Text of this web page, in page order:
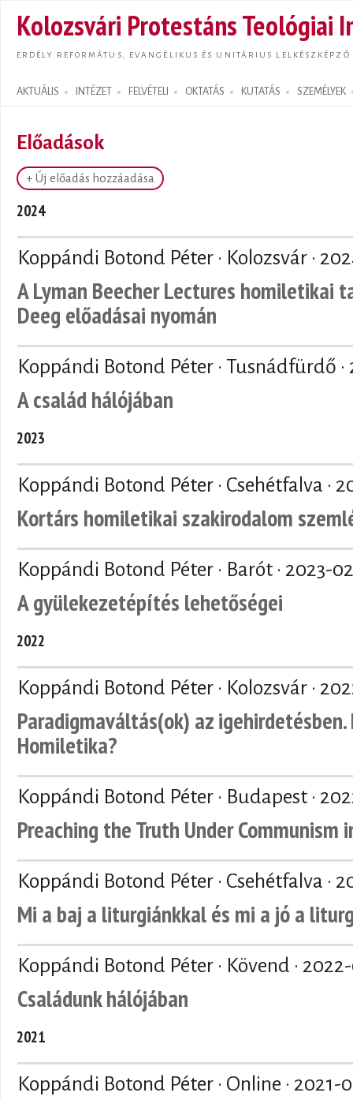
Kolozsvári Protestáns Teológiai
ERDÉLY REFORMÁTUS, EVANGÉLIKUS ÉS UNITÁRIUS LELKÉSZKÉPZŐ
AKTUÁLIS INTÉZET FELVÉTELI OKTATÁS KUTATÁS SZEMÉLYEK
Search form
Előadások
+ Új előadás hozzáadása
2024
Koppándi Botond Péter · Kolozsvár ·
A Lyman Beecher Lectures homiletikai
Deeg előadásai nyomán
Koppándi Botond Péter · Tusnádfürdő ·
A család hálójában
2023
Koppándi Botond Péter · Csehétfalva ·
Kortárs homiletikai szakirodalom
Koppándi Botond Péter · Barót · 2023-
A gyülekezetépítés lehetőségei
2022
Koppándi Botond Péter · Kolozsvár ·
Paradigmaváltás(ok) az
Homiletika?
Koppándi Botond Péter · Budapest ·
Preaching the Truth Under Communism
Koppándi Botond Péter · Csehétfalva ·
Mi a baj a liturgiánkkal és mi a jó a
Koppándi Botond Péter · Kövend ·
Családunk hálójában
2021
Koppándi Botond Péter · Online · 2021-